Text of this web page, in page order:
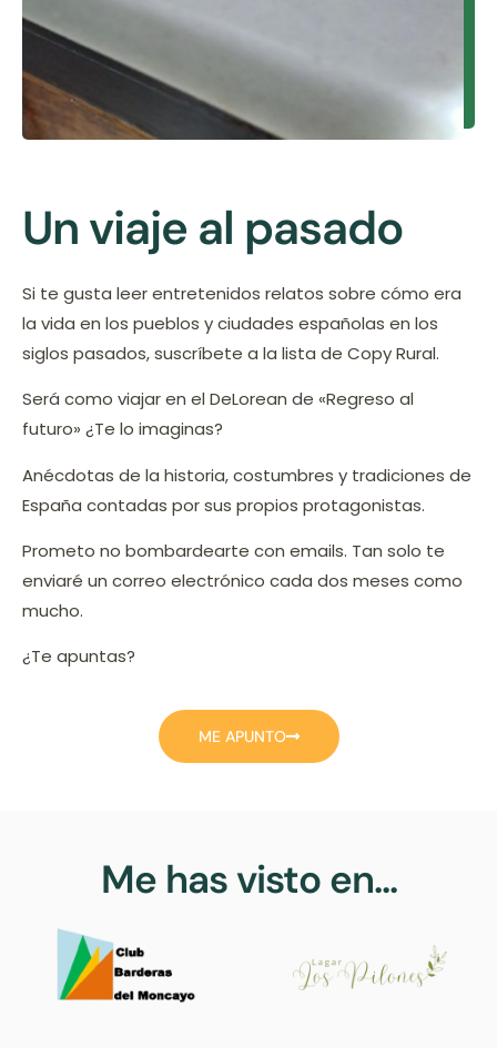
Un viaje al pasado
Si te gusta leer entretenidos relatos sobre cómo era
la vida en los pueblos y ciudades españolas en los
siglos pasados, suscríbete a la lista de Copy Rural.
Será como viajar en el DeLorean de «Regreso al
futuro» ¿Te lo imaginas?
Anécdotas de la historia, costumbres y tradiciones de
España contadas por sus propios protagonistas.
Prometo no bombardearte con emails. Tan solo te
enviaré un correo electrónico cada dos meses como
mucho.
¿Te apuntas?
ME APUNTO
Me has visto en...